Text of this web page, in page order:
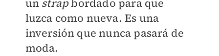
un strapbordado para que
luzca como nueva. Es una
inversión que nunca pasará de
moda.